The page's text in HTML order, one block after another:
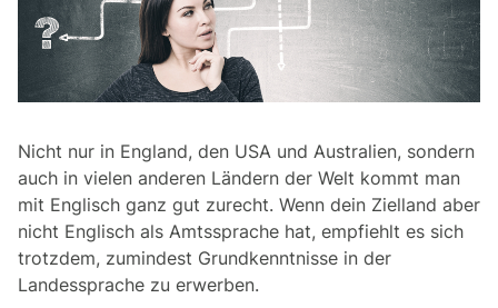
Nicht nur in England, den USA und Australien, sondern
auch in vielen anderen Ländern der Welt kommt man
mit Englisch ganz gut zurecht. Wenn dein Zielland aber
nicht Englisch als Amtssprache hat, empfiehlt es sich
trotzdem, zumindest Grundkenntnisse in der
Landessprache zu erwerben.